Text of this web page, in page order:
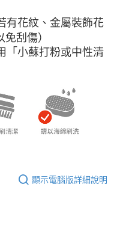
有花紋、金屬裝飾花
刮傷）
「小蘇打粉或中性清
顯示電腦版詳細說明